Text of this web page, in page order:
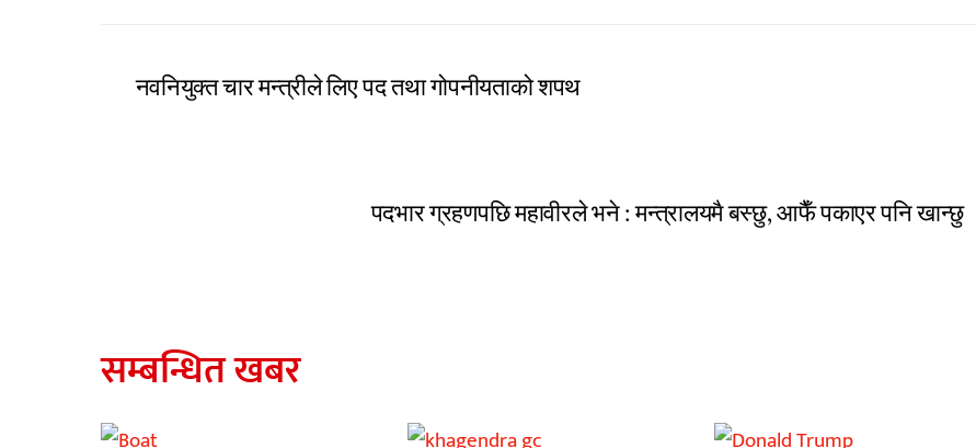
नवनियुक्त चार मन्त्रीले लिए पद तथा गोपनीयताको शपथ
पदभार ग्रहणपछि महावीरले भने : मन्त्रालयमै बस्छु, आफैँ पकाएर पनि खान्छु
सम्बन्धित खबर